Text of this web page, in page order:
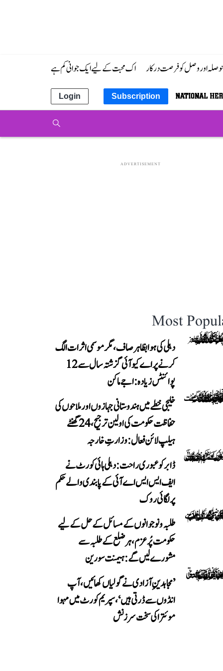
حوصلہ اور وصل کو فرصت درکار اک محبت کے لیے ایک جوانی کم ہے
Subscription
Login
ADVERTISEMENT
Most
دہلی کی ہوا بظاہر صاف، مگر موسمی اثرات الگ
کرنے پر اے کیو آئی گزشتہ سال سے 12
پوائنٹس زیادہ: اجے ماکن
خلیجی خطے میں ہندوستانی جہازوں اور ملاحوں کی
حفاظت حکومت کی اولین ترجیح، 24 گھنٹے
ہیلپ لائن فعال: وزارتِ خارجہ
ڈابر کو عبوری راحت: دہلی ہائی کورٹ نے
ایف ایس ایس اے آئی کے پابندی والے حکم
پر لگائی روک
طلبہ و نوجوانوں کے مسائل کے حل کے لیے
حکومت پُرعزم، ہر ضلع کے طلبہ سے
مشورے لیں گے: ہیمنت سورین
’مجاہدینِ آزادی نے گولیاں کھائیں، آپ
انڈوں سے ڈرتی ہیں‘، سپریم کورٹ میں مہوا
موئترا کی سخت سرزنش